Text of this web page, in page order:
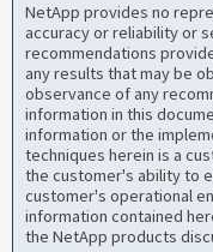
NetApp provides no
accuracy or reliability or
recommendations
any results that may be
observance of any
information in this
information or the
techniques herein is a
the customer's ability to
customer's operational
information contained
the NetApp products